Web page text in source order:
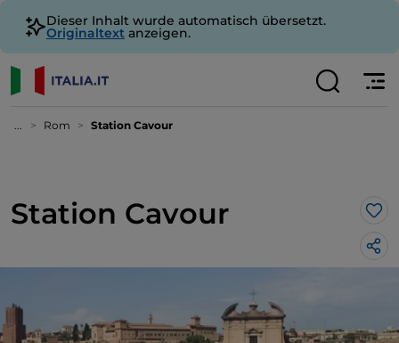
Dieser Inhalt wurde automatisch übersetzt.
Originaltext anzeigen.
... Rom Station Cavour
Station Cavour